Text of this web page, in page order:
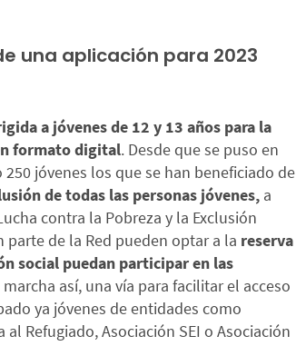
una aplicación para 2023
a jóvenes de 12 y 13 años para la
formato digital. Desde que se puso en
jóvenes los que se han beneficiado de
de todas las personas jóvenes, a
contra la Pobreza y la Exclusión
parte de la Red pueden optar a la reserva
social puedan participar en las
así, una vía para facilitar el acceso
ya jóvenes de entidades como
Refugiado, Asociación SEI o Asociación